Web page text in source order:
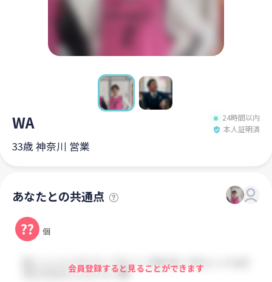
WA
24時間以内
本人証明済
33歳 神奈川 営業
あなたとの共通点
?? 個
会員登録すると見ることができます